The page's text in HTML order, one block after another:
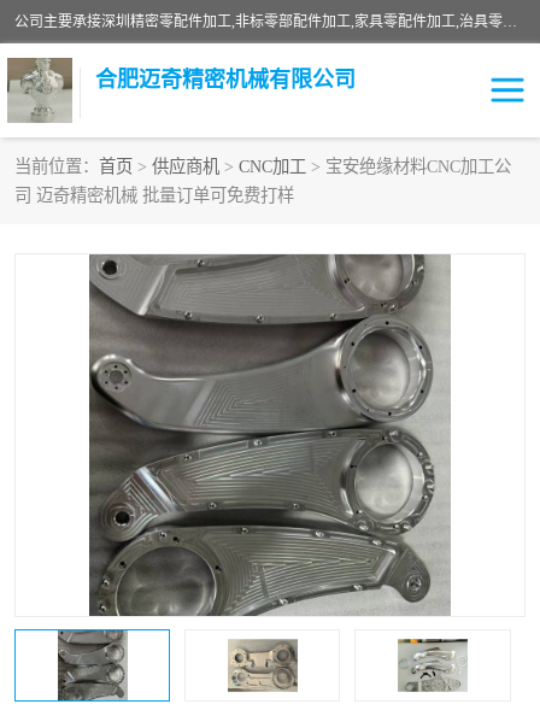
公司主要承接深圳精密零配件加工,非标零部配件加工,家具零配件加工,治具零配件加工,安徽精密零配件加工等各种各种精密机械加工，欢迎来来电咨询！
合肥迈奇精密机械有限公司
当前位置： 首页 > 供应商机 > CNC加工 > 宝安绝缘材料CNC加工公
司 迈奇精密机械 批量订单可免费打样
铣床加工
机器人零件加工 绝缘材料加工
家具零配件加工 数控精密机加工
零部件机加工 机床零件加工
CNC加工 数控机床加工
不锈钢加工